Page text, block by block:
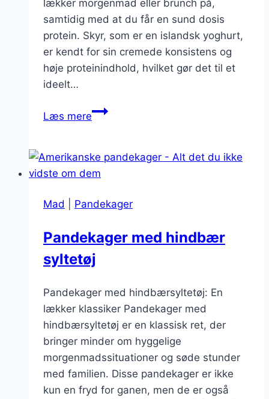
lækker morgenmad eller brunch på,
samtidig med at du får en sund dosis
protein. Skyr, som er en islandsk yoghurt,
er kendt for sin cremede konsistens og
høje proteinindhold, hvilket gør det til et
ideelt…
Læs mereTykke
skyr
Mad Pandekager
Pandekager med hindbær
syltetøj
Pandekager med hindbærsyltetøj: En
lækker klassiker Pandekager med
hindbærsyltetøj er en klassisk ret, der
bringer minder om hyggelige
morgenmadssituationer og søde stunder
med familien. Disse pandekager er ikke
kun en fryd for ganen, men de er også